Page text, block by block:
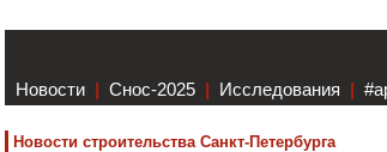
Новости | Снос-2025 | Исследования |
Новости строительства Санкт-Петербурга